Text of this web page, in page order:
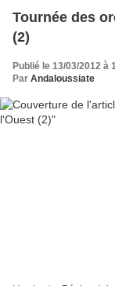
Tournée des
(2)
Publié le 13/03/2012 à
Par Andaloussiate